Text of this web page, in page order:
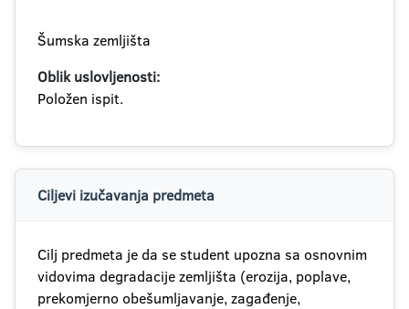
Šumska zemljišta
Oblik uslovljenosti:
Položen ispit.
Ciljevi izučavanja predmeta
Cilj predmeta je da se student upozna sa osnovnim
vidovima degradacije zemljišta (erozija, poplave,
prekomjerno obešumljavanje, zagađenje,